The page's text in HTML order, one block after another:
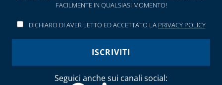
FACILMENTE IN QUALSIASI MOMENTO!
DICHIARO DI AVER LETTO ED ACCETTATO LA PRIVACY POLICY
Seguici anche sui canali social: